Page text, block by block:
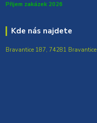
Přijem zakázek 2026
Kde nás najdete
Bravantice 187, 74281 Bravantice